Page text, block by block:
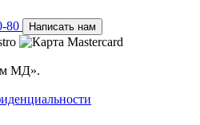
80 Написать нам
МД».